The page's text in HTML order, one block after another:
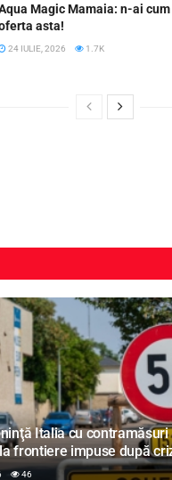
Magic Mamaia: n-ai
asta!
24 IULIE, 2026 1.7K
Italia cu
frontiere impuse după
46